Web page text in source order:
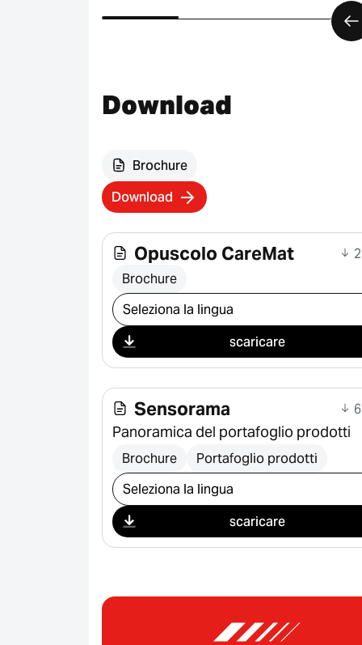
Download
Brochure
Download
Opuscolo CareMat
Brochure
Seleziona il download
scaricare
Sensorama
Panoramica del portafoglio prodotti
Brochure Portafoglio prodotti
Seleziona il download
scaricare